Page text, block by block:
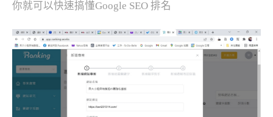
你就可以快速搞懂Google SEO 排名